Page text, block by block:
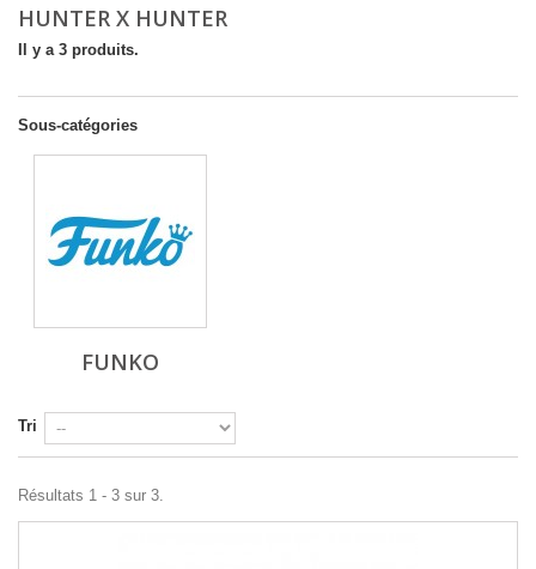
HUNTER X HUNTER
Il y a 3 produits.
Sous-catégories
FUNKO
Tri
Résultats 1 - 3 sur 3.